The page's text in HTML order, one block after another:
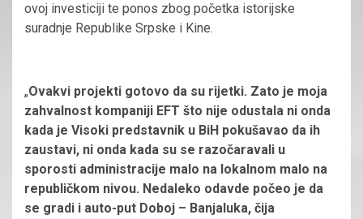
ovoj investiciji te ponos zbog početka istorijske
suradnje Republike Srpske i Kine.
„Ovakvi projekti gotovo da su rijetki. Zato je moja
zahvalnost kompaniji EFT što nije odustala ni onda
kada je Visoki predstavnik u BiH pokušavao da ih
zaustavi, ni onda kada su se razočaravali u
sporosti administracije malo na lokalnom malo na
republičkom nivou. Nedaleko odavde počeo je da
se gradi i auto-put Doboj – Banjaluka, čija